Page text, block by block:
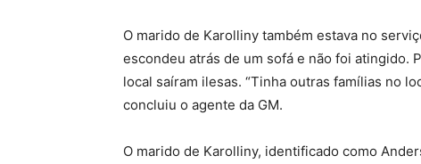
O marido de Karolliny também estava no
escondeu atrás de um sofá e não foi atingido.
local saíram ilesas. “Tinha outras famílias no
concluiu o agente da GM.
O marido de Karolliny, identificado como